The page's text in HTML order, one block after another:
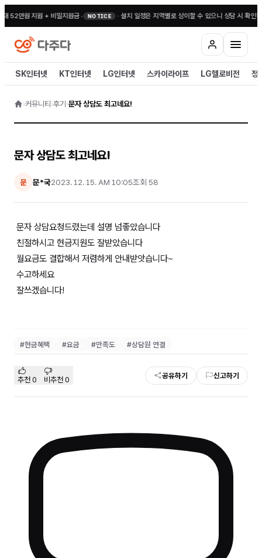
52만원 지원 + 비밀지원금• NOTICE · 설치 일정은 지역별로 상이할 수 있으니 상담 시 확인해
SK인터넷 KT인터넷 LG인터넷 스카이라이프 LG헬로비전 정
›커뮤니티 ›후기 ›문자 상담도 최고네요!
문자 상담도 최고네요!
문 문*국2023. 12. 15. AM 10:05조회 58
문자 상담요청드렸는데 설명 넘좋았습니다
친절하시고 현금지원도 잘받았습니다
월요금도 결합해서 저렴하게 안내받앗습니다~
수고하세요
잘쓰겠습니다!
#현금혜택 #요금 #만족도 #상담원 연결
추천 0 비추천 0 공유하기 신고하기